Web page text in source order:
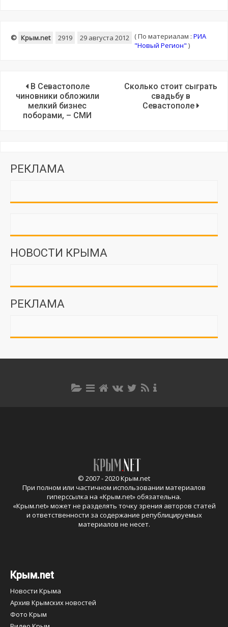
© Крым.net 2919 29 августа 2012 (По материалам : РИА
"Новый Регион" )
В Севастополе
чиновники обложили
мелкий бизнес
поборами, – СМИ
Сколько стоит сыграть
свадьбу в
Севастополе
РЕКЛАМА
НОВОСТИ КРЫМА
РЕКЛАМА
© 2007 - 2020 Крым.net
При полном или частичном использовании материалов
гиперссылка на «Крым.net» обязательна.
«Крым.net» может не разделять точку зрения авторов статей
и ответственности за содержание републицируемых
материалов не несет.
Крым.net
Новости Крыма
Архив Крымских новостей
Фото Крым